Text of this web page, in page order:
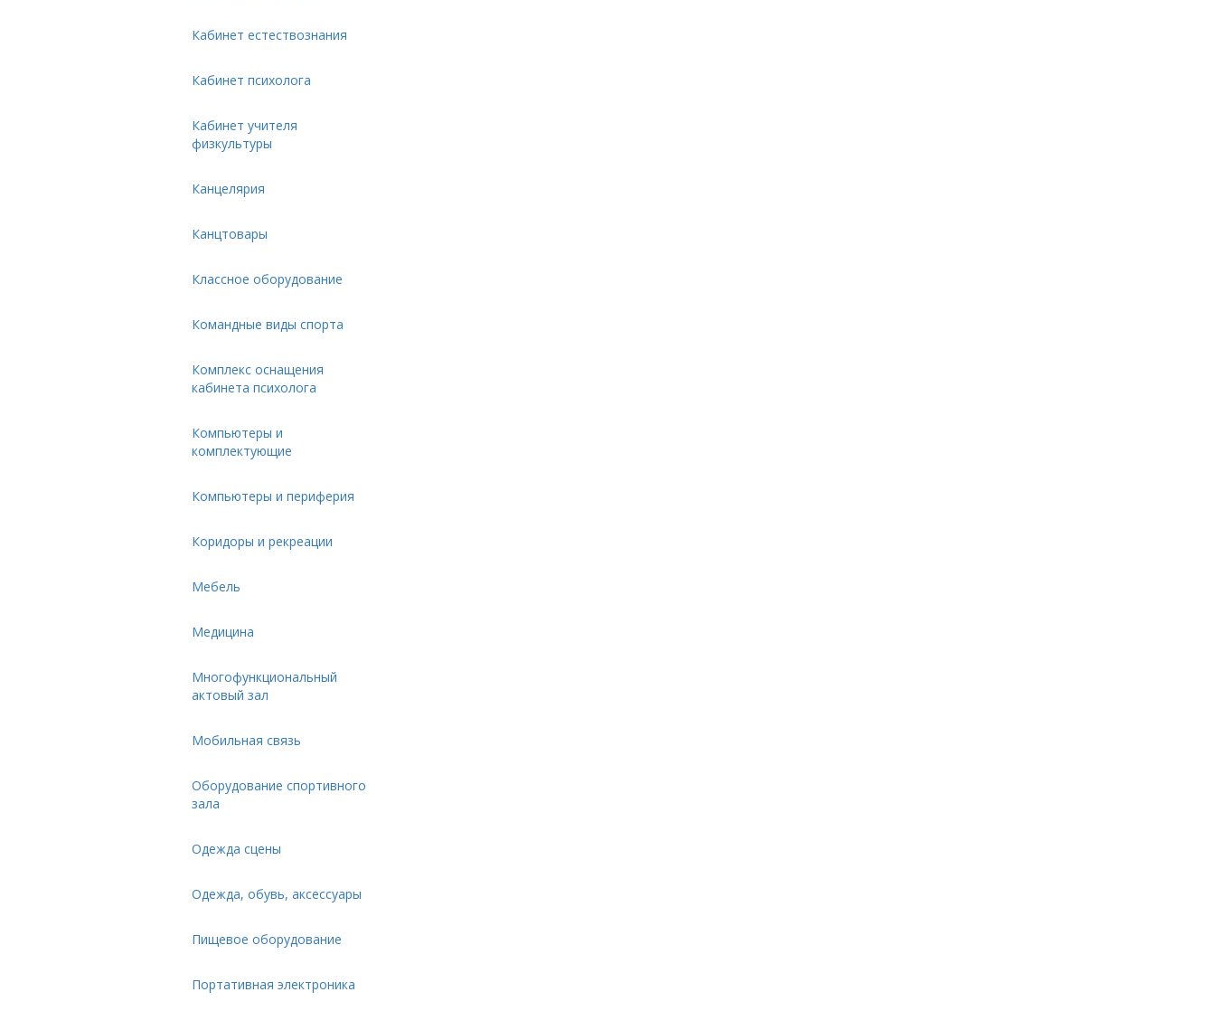
Кабинет естествознания
Кабинет психолога
Кабинет учителя
физкультуры
Канцелярия
Канцтовары
Классное оборудование
Командные виды спорта
Комплекс оснащения
кабинета психолога
Компьютеры и
комплектующие
Компьютеры и периферия
Коридоры и рекреации
Мебель
Медицина
Многофункциональный
актовый зал
Мобильная связь
Оборудование спортивного
зала
Одежда сцены
Одежда, обувь, аксессуары
Пищевое оборудование
Портативная электроника